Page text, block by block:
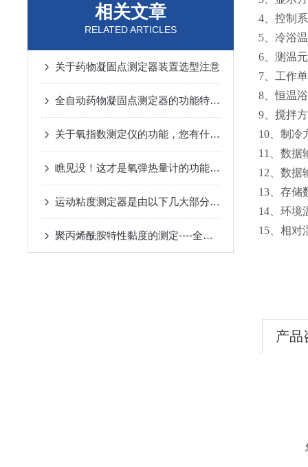
相关文章
RELATED ARTICLES
关于药物凝固点测定器装置选型注意
全自动药物凝固点测定器的功能特点主要包括哪些？
关于氧指数测定仪的功能，您有什么想说的吗？
瞧见没！这才是氧弹热量计的功能呀！
运动粘度测定器是由以下几大部分组成的
聚丙烯酰胺特性黏度的测定----全自动乌氏粘度测定仪
4、控制
5、冷浴
6、测温
7、工作
8、恒温
9、搅拌
10、制冷
11、数据
12、数据
13、存储
14、环
15、相对
产品